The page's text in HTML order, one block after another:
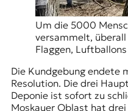
Um die 5000
versammelt,
Flaggen,
Die Kundgebung endete
Resolution. Die drei
Deponie ist sofort zu
Moskauer Oblast hat